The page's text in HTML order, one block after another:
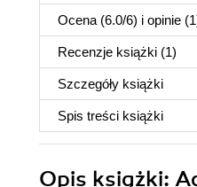
Ocena (6.0/6) i opinie
Recenzje książki (1)
Szczegóły książki
Spis treści książki
Opis książki: